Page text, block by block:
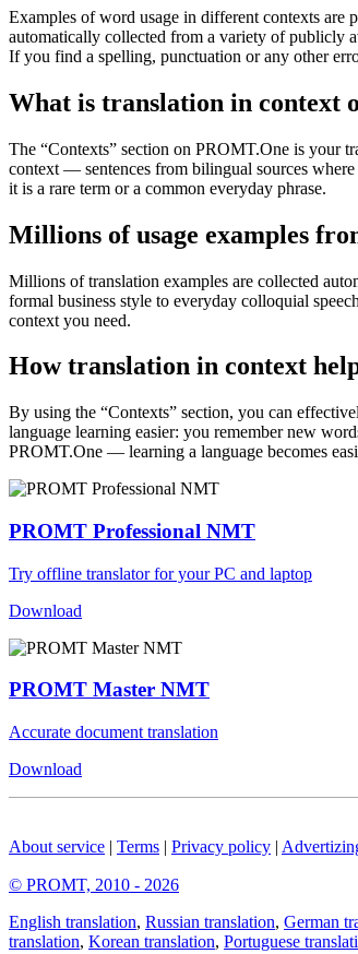
Examples of word usage in different contexts are
automatically collected from a variety of publicly
If you find a spelling, punctuation or any other
What is translation in context
The “Contexts” section on PROMT.One is your
context — sentences from bilingual sources
it is a rare term or a common everyday phrase.
Millions of usage examples
Millions of translation examples are collected
formal business style to everyday colloquial
context you need.
How translation in context
By using the “Contexts” section, you can
language learning easier: you remember new
PROMT.One — learning a language becomes
PROMT Professional NMT
Try offline translator for your PC and laptop
Download
PROMT Master NMT
Accurate document translation
Download
About service | Terms | Privacy policy |
© PROMT, 2010 - 2026
English translation, Russian translation, German
translation, Korean translation, Portuguese